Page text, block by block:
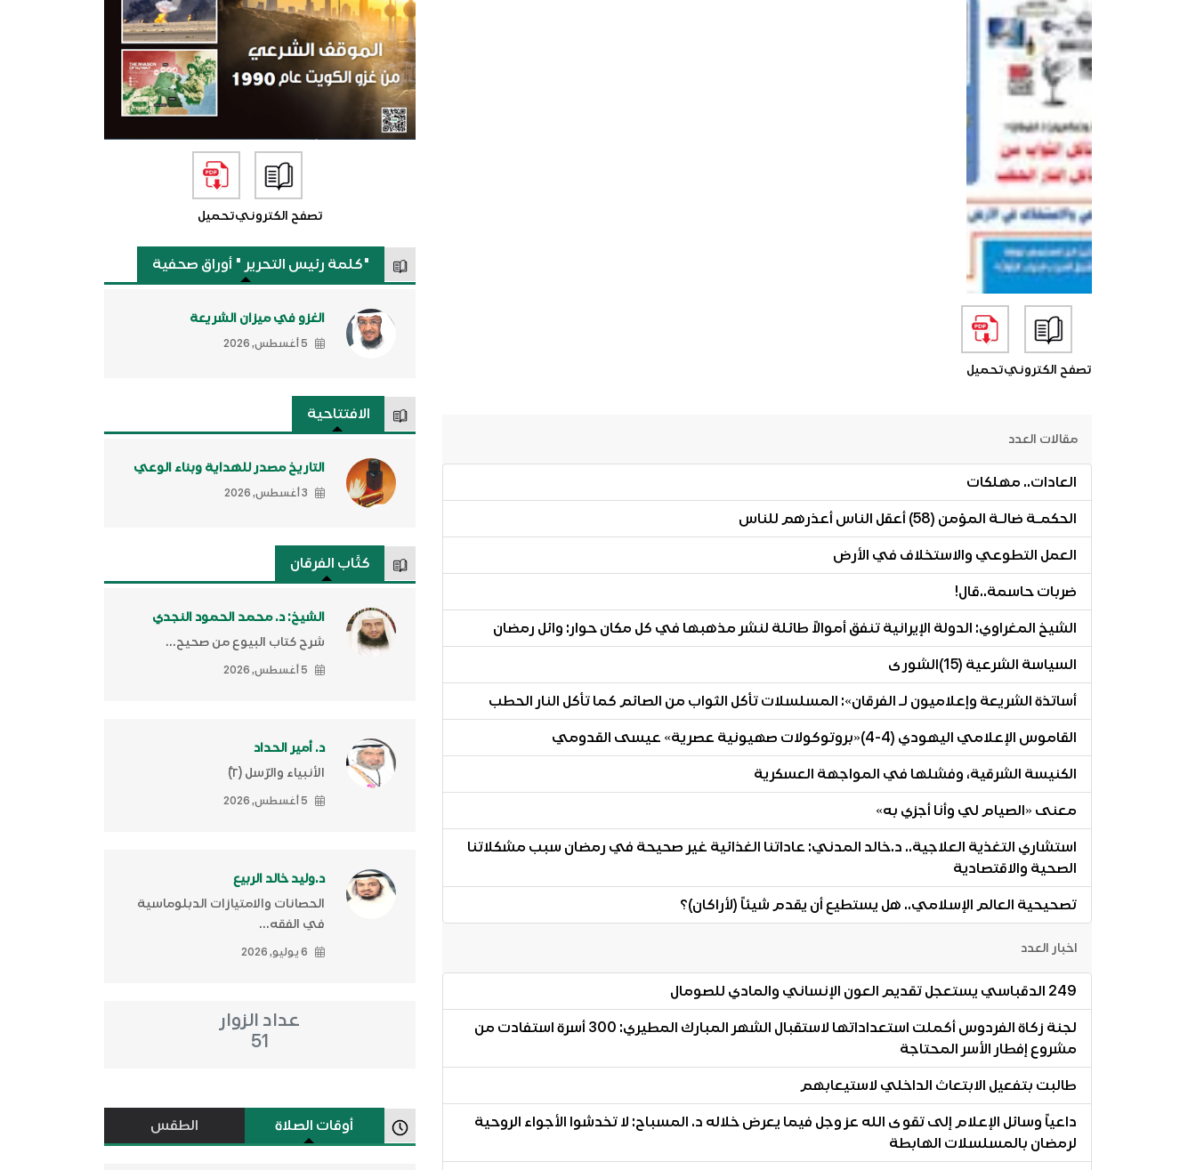
تصفح الكترونيتحميل
مقالات العدد
العادات.. مهلكات
الحكمـة ضالـة المؤمن (58) أعقل الناس أعذرهم للناس
العمل التطوعي والاستخلاف في الأرض
ضربات حاسمة..قال!
الشيخ المغراوي: الدولة الإيرانية تنفق أموالاً طائلة لنشر مذهبها في كل مكان حوار: وائل رمضان
السياسة الشرعية (15)الشورى
أساتذة الشريعة وإعلاميون لـ الفرقان»: المسلسلات تأكل الثواب من الصائم كما تأكل النار الحطب
القاموس الإعلامي اليهودي (4-4)«بروتوكولات صهيونية عصرية» عيسى القدومي
الكنيسة الشرقية، وفشلها في المواجهة العسكرية
معنى «الصيام لي وأنا أجزي به»
استشاري التغذية العلاجية.. د.خالد المدني: عاداتنا الغذائية غير صحيحة في رمضان سبب مشكلاتنا
الصحية والاقتصادية
تصحيحية العالم الإسلامي.. هل يستطيع أن يقدم شيئاً (لأراكان)؟
اخبار العدد
249 الدقباسي يستعجل تقديم العون الإنساني والمادي للصومال
لجنة زكاة الفردوس أكملت استعداداتها لاستقبال الشهر المبارك المطيري: 300 أسرة استفادت من
مشروع إفطار الأسر المحتاجة
طالبت بتفعيل الابتعاث الداخلي لاستيعابهم
داعياً وسائل الإعلام إلى تقوى الله عز وجل فيما يعرض خلاله د. المسباح: لا تخدشوا الأجواء الروحية
لرمضان بالمسلسلات الهابطة
تصفح الكترونيتحميل
"كلمة رئيس التحرير " أوراق صحفية
الغزو في ميزان الشريعة
5 أغسطس, 2026
الافتتاحية
التاريخ مصدر للهداية وبناء الوعي
3 أغسطس, 2026
كتَّاب الفرقان
الشيخ: د. محمد الحمود النجدي
شرح كتاب البيوع من صحيح...
5 أغسطس, 2026
د. أمير الحداد
الأنبياء والرّسل (٢)ّ
5 أغسطس, 2026
د.وليد خالد الربيع
الحصانات والامتيازات الدبلوماسية
في الفقه...
6 يوليو, 2026
عداد الزوار
51
أوقات الصلاة الطقس